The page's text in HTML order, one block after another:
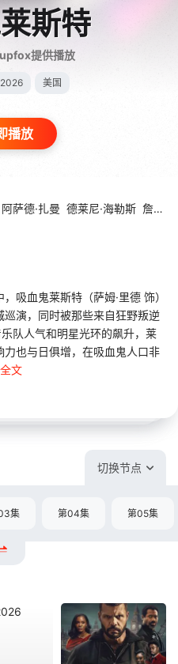
斯特
提供播放
2026 美国
播放
阿萨德·扎曼 德莱尼·海勒斯 詹妮弗·艾莉
吸血鬼莱斯特（萨姆·里德 饰）
演，同时被那些来自狂野叛逆
队人气和明星光环的飙升，莱
也与日俱增，在吸血鬼人口非
全文
切换节点
集 第04集 第05集